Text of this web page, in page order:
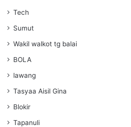
Tech
Sumut
Wakil walkot tg balai
BOLA
lawang
Tasyaa Aisil Gina
Blokir
Tapanuli